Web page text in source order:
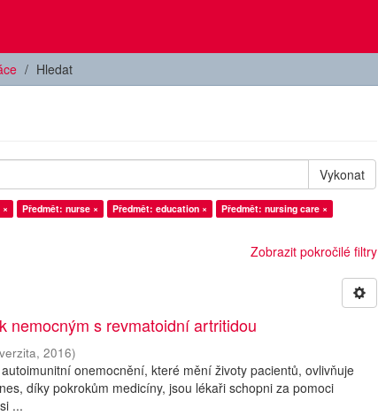
Hledat
Vykonat
Předmět: nurse × Předmět: education ×
Předmět: nursing care ×
Zobrazit pokročilé filtry
nemocným s revmatoidní artritidou
,2016)
onemocnění, které mění životy pacientů, ovlivňuje
díky pokrokům medicíny, jsou lékaři schopni za pomoci
...